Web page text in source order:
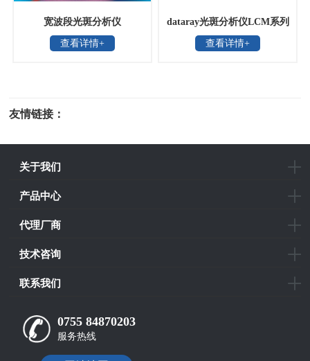
宽波段光斑分析仪
查看详情+
dataray光斑分析仪LCM系列
查看详情+
友情链接：
关于我们
产品中心
代理厂商
技术咨询
联系我们
0755 84870203
服务热线